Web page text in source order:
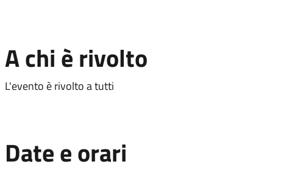
A chi è rivolto
L'evento è rivolto a tutti
Date e orari